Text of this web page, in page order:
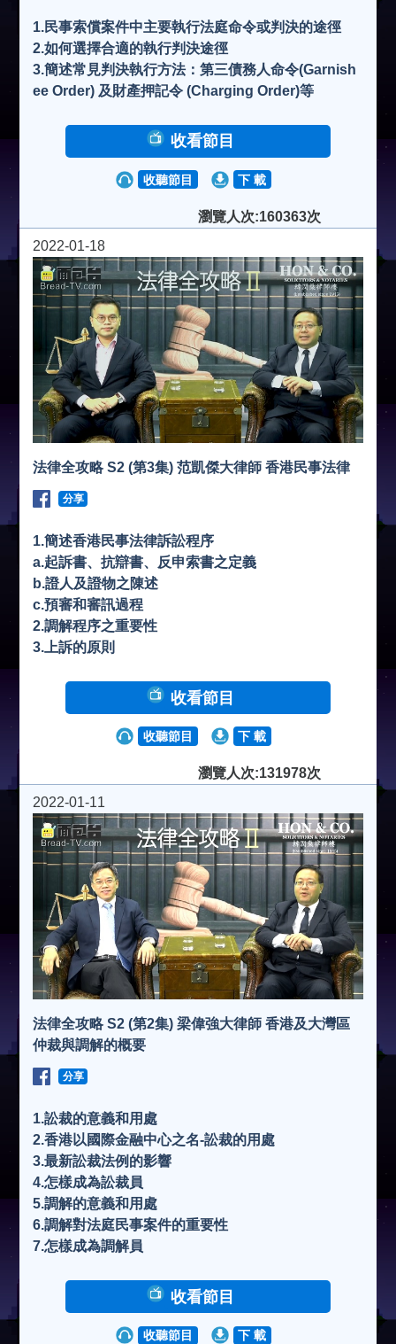
1.民事索償案件中主要執行法庭命令或判決的途徑
2.如何選擇合適的執行判決途徑
3.簡述常見判決執行方法：第三債務人命令(Garnish
ee Order) 及財產押記令 (Charging Order)等
收看節目
收聽節目 下 載
瀏覽人次:160363次
2022-01-18
法律全攻略 S2 (第3集) 范凱傑大律師 香港民事法律
分享
1.簡述香港民事法律訴訟程序
a.起訴書、抗辯書、反申索書之定義
b.證人及證物之陳述
c.預審和審訊過程
2.調解程序之重要性
3.上訴的原則
收看節目
收聽節目 下 載
瀏覽人次:131978次
2022-01-11
法律全攻略 S2 (第2集) 梁偉強大律師 香港及大灣區
仲裁與調解的概要
分享
1.訟裁的意義和用處
2.香港以國際金融中心之名-訟裁的用處
3.最新訟裁法例的影響
4.怎樣成為訟裁員
5.調解的意義和用處
6.調解對法庭民事案件的重要性
7.怎樣成為調解員
收看節目
收聽節目 下 載